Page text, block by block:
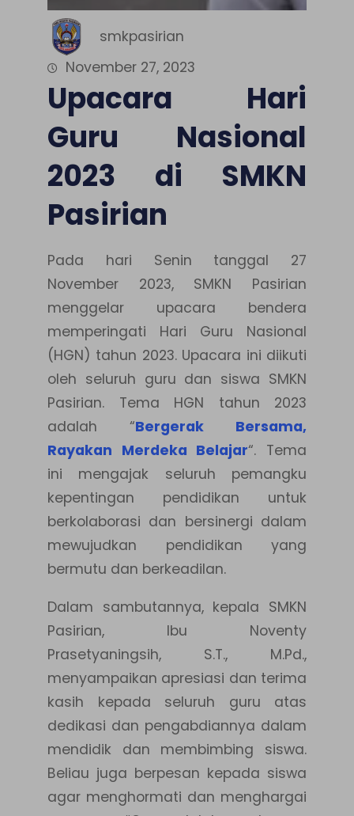
smkpasirian
November 27, 2023
Upacara Hari
Guru Nasional
2023 di SMKN
Pasirian
Pada hari Senin tanggal 27
November 2023, SMKN Pasirian
menggelar upacara bendera
memperingati Hari Guru Nasional
(HGN) tahun 2023. Upacara ini diikuti
oleh seluruh guru dan siswa SMKN
Pasirian. Tema HGN tahun 2023
adalah “Bergerak Bersama,
Rayakan Merdeka Belajar“. Tema
ini mengajak seluruh pemangku
kepentingan pendidikan untuk
berkolaborasi dan bersinergi dalam
mewujudkan pendidikan yang
bermutu dan berkeadilan.
Dalam sambutannya, kepala SMKN
Pasirian, Ibu Noventy
Prasetyaningsih, S.T., M.Pd.,
menyampaikan apresiasi dan terima
kasih kepada seluruh guru atas
dedikasi dan pengabdiannya dalam
mendidik dan membimbing siswa.
Beliau juga berpesan kepada siswa
agar menghormati dan menghargai